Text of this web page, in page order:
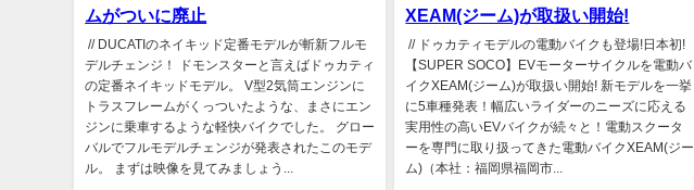
ムがついに廃止
// DUCATIのネイキッド定番モデルが斬新フルモ
デルチェンジ！ ドモンスターと言えばドゥカティ
の定番ネイキッドモデル。 V型2気筒エンジンに
トラスフレームがくっついたような、まさにエン
ジンに乗車するような軽快バイクでした。 グロー
バルでフルモデルチェンジが発表されたこのモデ
ル。 まずは映像を見てみましょう...
XEAM(ジーム)が取扱い開始!
// ドゥカティモデルの電動バイクも登場!日本初!
【SUPER SOCO】EVモーターサイクルを電動バ
イクXEAM(ジーム)が取扱い開始! 新モデルを一挙
に5車種発表！幅広いライダーのニーズに応える
実用性の高いEVバイクが続々と！電動スクータ
ーを専門に取り扱ってきた電動バイクXEAM(ジー
ム)（本社：福岡県福岡市...